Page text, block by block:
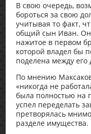
В свою очередь,
бороться за свою
учитывая то факт,
общий сын Иван.
нажитое в первом
которой владел бы
поделена между его
По мнению
«никогда не
была полностью на
успел переделать
претворялась
разделе имущества.